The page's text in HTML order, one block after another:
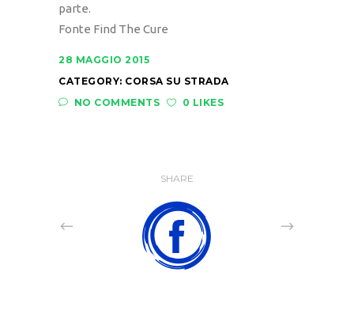
parte.
Fonte Find The Cure
28 MAGGIO 2015
CATEGORY: CORSA SU STRADA
NO COMMENTS
0 LIKES
SHARE